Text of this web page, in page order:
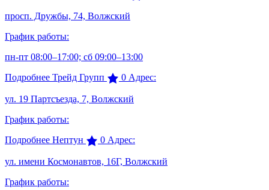
просп. Дружбы, 74, Волжский
График работы:
пн-пт 08:00–17:00; сб 09:00–13:00
Подробнее Трейд Групп 0 Адрес:
ул. 19 Партсъезда, 7, Волжский
График работы:
Подробнее Нептун 0 Адрес:
ул. имени Космонавтов, 16Г, Волжский
График работы: